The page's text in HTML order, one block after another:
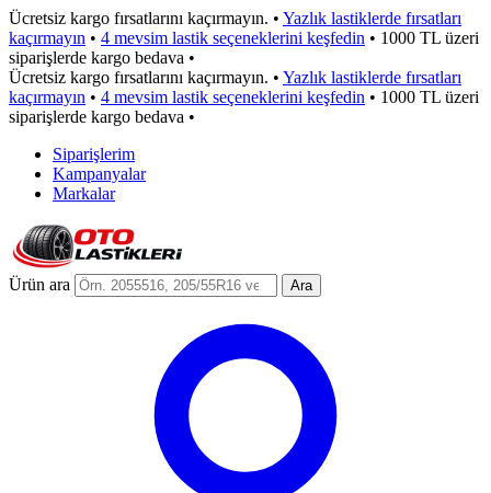
Ücretsiz kargo fırsatlarını kaçırmayın. • Yazlık lastiklerde fırsatları
kaçırmayın • 4 mevsim lastik seçeneklerini keşfedin • 1000 TL üzeri
siparişlerde kargo bedava •
Ücretsiz kargo fırsatlarını kaçırmayın. • Yazlık lastiklerde fırsatları
kaçırmayın • 4 mevsim lastik seçeneklerini keşfedin • 1000 TL üzeri
siparişlerde kargo bedava •
Siparişlerim
Kampanyalar
Markalar
Ürün ara Ara